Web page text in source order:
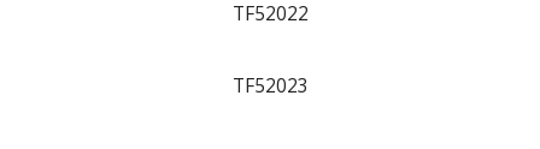
TF52022
TF52023